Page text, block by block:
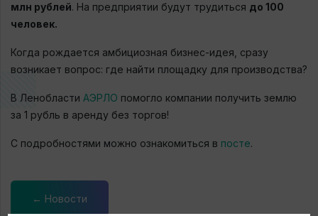
млн рублей. На предприятии будут трудиться до 100
человек.
Когда рождается амбициозная бизнес-идея, сразу
возникает вопрос: где найти площадку для производства?
В Ленобласти АЭРЛО помогло компании получить землю
за 1 рубль в аренду без торгов!
С подробностями можно ознакомиться в посте.
← Новости